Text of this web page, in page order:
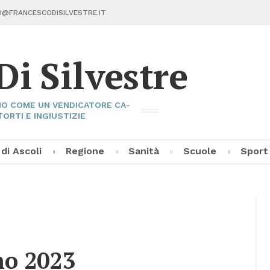
Sil­ve­stre
COME UN VEN­DI­CA­TO­RE CA­
E IN­GIU­STI­ZIE
Asco­li Re­gio­ne Sa­ni­tà Scuo­le Sport
2023